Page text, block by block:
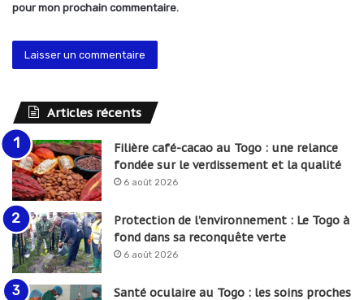
pour mon prochain commentaire.
Articles récents
Filière café-cacao au Togo : une relance
fondée sur le verdissement et la qualité
6 août 2026
Protection de l’environnement : Le Togo à
fond dans sa reconquête verte
6 août 2026
Santé oculaire au Togo : les soins proches